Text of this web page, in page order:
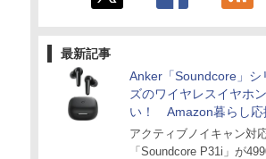
最新記事
Anker「Soundcore」シ
ズのワイヤレスイヤホ
い！ Amazon暮らし応
マーSALE
アクティブノイキャン対
「Soundcore P31i」が